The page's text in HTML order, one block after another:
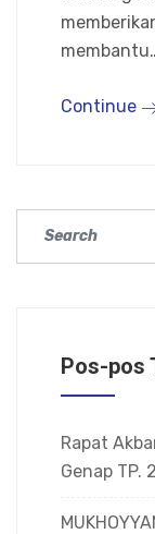
Continue
Pos-pos
Rapat
Genap TP.